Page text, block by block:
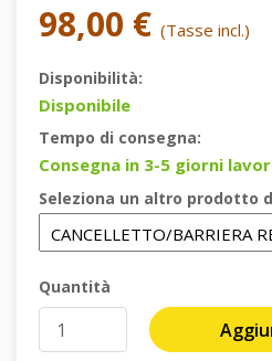
98,00 € (Tasse incl.)
Disponibilità:
Disponibile
Tempo di consegna:
Consegna in 3-5 giorni
Seleziona un altro prodotto
Quantità